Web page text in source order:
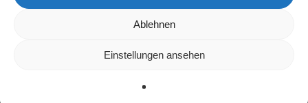
Ablehnen
Einstellungen ansehen
Wir verwenden Cookies, um dir die bestmögliche Erfahrung auf
kannst du erfahren, welche Cookies wir
verwenden oder sie ausschalten.